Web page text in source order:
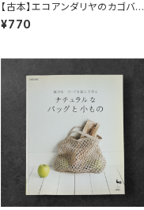
【古本】エコアンダリヤのカゴバッ
グ&帽子
¥770